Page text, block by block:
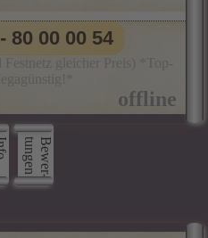
B
e
w
e
r
­
t
u
n
g
e
n
80 00 00 54